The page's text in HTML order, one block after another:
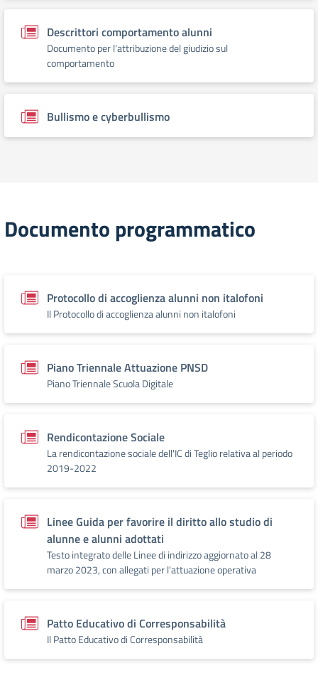
Descrittori comportamento alunni
Documento per l'attribuzione del giudizio sul
comportamento
Bullismo e cyberbullismo
Documento programmatico
Protocollo di accoglienza alunni non italofoni
Il Protocollo di accoglienza alunni non italofoni
Piano Triennale Attuazione PNSD
Piano Triennale Scuola Digitale
Rendicontazione Sociale
La rendicontazione sociale dell'IC di Teglio relativa al periodo
2019-2022
Linee Guida per favorire il diritto allo studio di
alunne e alunni adottati
Testo integrato delle Linee di indirizzo aggiornato al 28
marzo 2023, con allegati per l'attuazione operativa
Patto Educativo di Corresponsabilità
Il Patto Educativo di Corresponsabilità